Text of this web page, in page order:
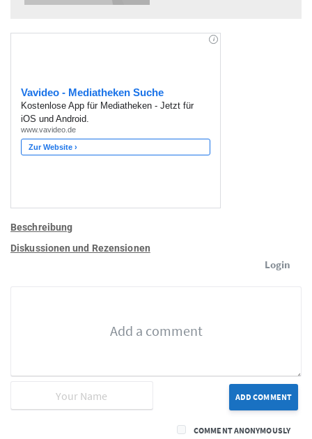
Beschreibung
Diskussionen und Rezensionen
Login
ADD COMMENT
COMMENT ANONYMOUSLY